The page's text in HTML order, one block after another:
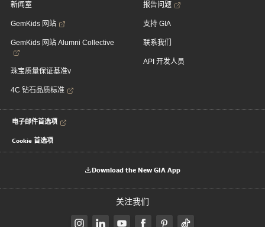
新闻室
GemKids 网站
GemKids 网站 Alumni Collective
珠宝质量保证基准v
4C 钻石品质标准
报告问题
支持 GIA
联系我们
API 开发人员
电子邮件首选项
Cookie 首选项
Download the New GIA App
关注我们